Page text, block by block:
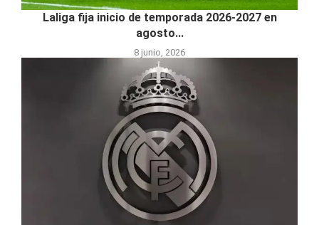
Laliga fija inicio de temporada 2026-2027 en
agosto...
8 junio, 2026